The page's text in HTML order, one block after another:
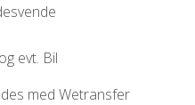
evt. Bil
med Wetransfer